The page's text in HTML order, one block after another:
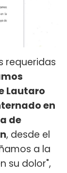
requeridas
Lautaro
en
de
, desde el
a la
su dolor",